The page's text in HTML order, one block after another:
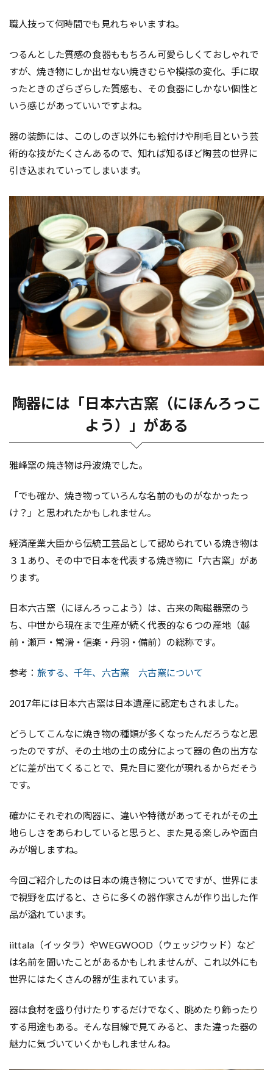
職人技って何時間でも見れちゃいますね。
つるんとした質感の食器ももちろん可愛らしくておしゃれで
すが、焼き物にしか出せない焼きむらや模様の変化、手に取
ったときのざらざらした質感も、その食器にしかない個性と
いう感じがあっていいですよね。
器の装飾には、このしのぎ以外にも絵付けや刷毛目という芸
術的な技がたくさんあるので、知れば知るほど陶芸の世界に
引き込まれていってしまいます。
陶器には「日本六古窯（にほんろっこ
よう）」がある
雅峰窯の焼き物は丹波焼でした。
「でも確か、焼き物っていろんな名前のものがなかったっ
け？」と思われたかもしれません。
経済産業大臣から伝統工芸品として認められている焼き物は
３１あり、その中で日本を代表する焼き物に「六古窯」があ
ります。
日本六古窯（にほんろっこよう）は、古来の陶磁器窯のう
ち、中世から現在まで生産が続く代表的な６つの産地（越
前・瀬戸・常滑・信楽・丹羽・備前）の総称です。
参考： 旅する、千年、六古窯 六古窯について
2017年には日本六古窯は日本遺産に認定もされました。
どうしてこんなに焼き物の種類が多くなったんだろうなと思
ったのですが、その土地の土の成分によって器の色の出方な
どに差が出てくることで、見た目に変化が現れるからだそう
です。
確かにそれぞれの陶器に、違いや特徴があってそれがその土
地らしさをあらわしていると思うと、また見る楽しみや面白
みが増しますね。
今回ご紹介したのは日本の焼き物についてですが、世界にま
で視野を広げると、さらに多くの器作家さんが作り出した作
品が溢れています。
iittala（イッタラ）やWEGWOOD（ウェッジウッド）など
は名前を聞いたことがあるかもしれませんが、これ以外にも
世界にはたくさんの器が生まれています。
器は食材を盛り付けたりするだけでなく、眺めたり飾ったり
する用途もある。そんな目線で見てみると、また違った器の
魅力に気づいていくかもしれませんね。